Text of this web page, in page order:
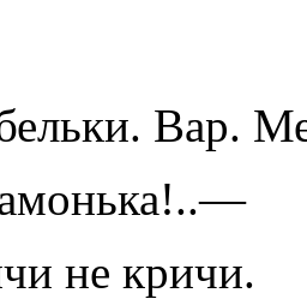
Вар.
не кричи.